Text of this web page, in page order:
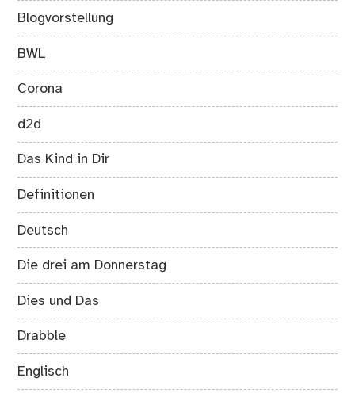
Blogvorstellung
BWL
Corona
d2d
Das Kind in Dir
Definitionen
Deutsch
Die drei am Donnerstag
Dies und Das
Drabble
Englisch